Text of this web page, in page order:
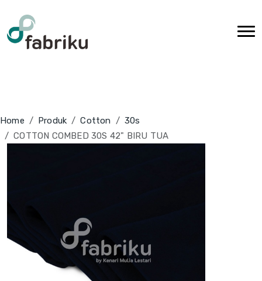
Home Produk Cotton
30s
COTTON COMBED 30S 42" BIRU TUA